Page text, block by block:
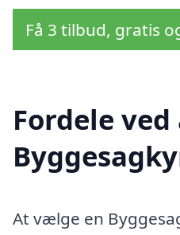
Få 3 tilbud, gratis
Fordele
At vælge en